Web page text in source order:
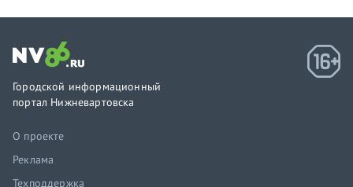
Городской информационный
портал Нижневартовска
О проекте
Реклама
Техподдержка